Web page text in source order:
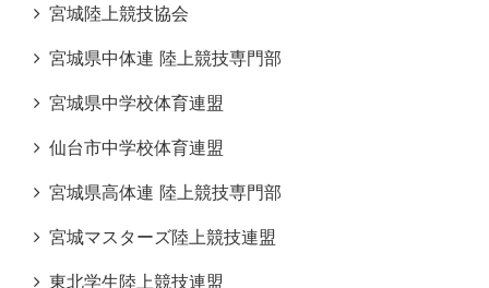
宮城陸上競技協会
宮城県中体連 陸上競技専門部
宮城県中学校体育連盟
仙台市中学校体育連盟
宮城県高体連 陸上競技専門部
宮城マスターズ陸上競技連盟
東北学生陸上競技連盟